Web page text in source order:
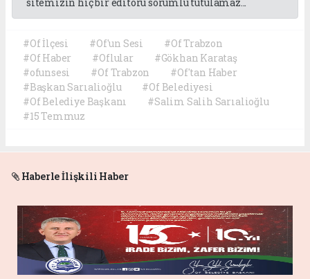
#Of İlçesi #Of'un Sesi
#Of Trabzon
#Of Haber
#Oflular
#Gökhan Karataş
#ofunsesi
#Of Trabzon
#Of'tan Haber
#Başkan Sarıalioğlu
#Of Belediyesi
#Of Belediye Başkanı
#Salim Salih Sarıalioğlu
#15 Temmuz
Haberle İlişkili Haber